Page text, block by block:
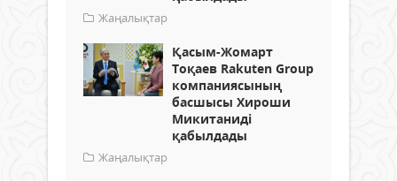
Жаңалықтар
Қасым-Жомарт
Тоқаев Rakuten Group
компаниясының
басшысы Хироши
Микитаниді
қабылдады
Жаңалықтар